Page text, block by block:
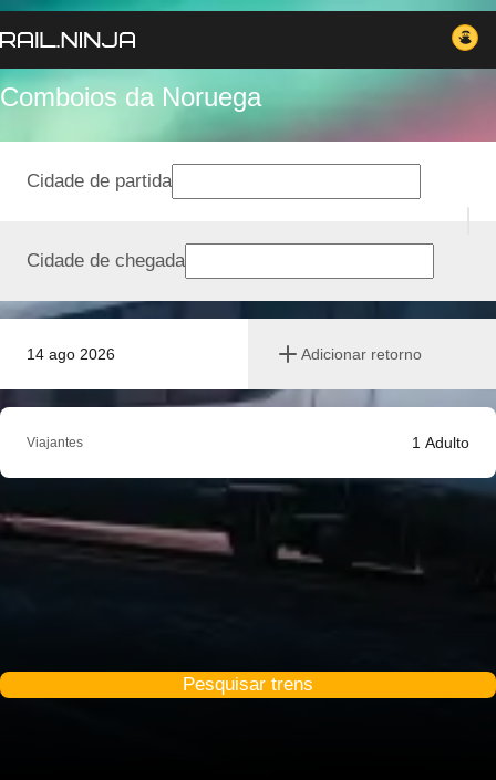
Comboios da Noruega
14 ago 2026 Adicionar retorno
Cidade de partida
Cidade de chegada
Viajantes 1 Adulto
Pesquisar trens